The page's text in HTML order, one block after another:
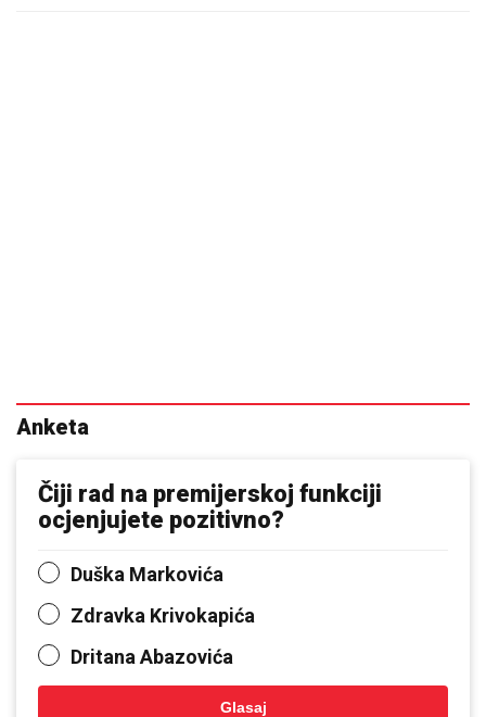
Anketa
Čiji rad na premijerskoj funkciji
ocjenjujete pozitivno?
Duška Markovića
Zdravka Krivokapića
Dritana Abazovića
Glasaj